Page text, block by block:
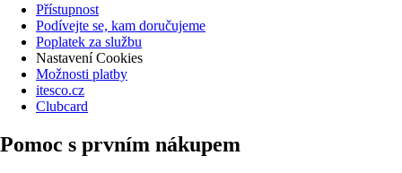
Přístupnost
Podívejte se, kam doručujeme
Poplatek za službu
Nastavení Cookies
Možnosti platby
itesco.cz
Clubcard
Pomoc s prvním nákupem